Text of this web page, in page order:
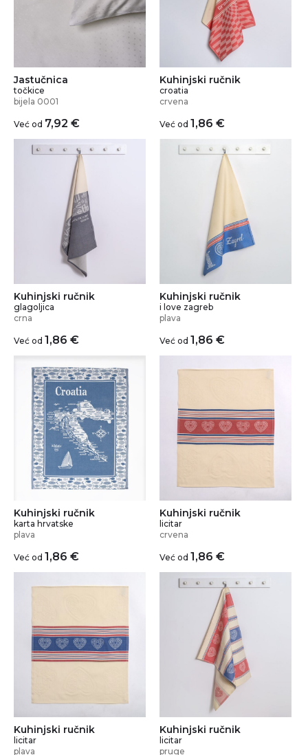
Jastučnica
točkice
bijela 0001
Već od 7,92 €
Kuhinjski ručnik
croatia
crvena
Već od 1,86 €
Kuhinjski ručnik
glagoljica
crna
Već od 1,86 €
Kuhinjski ručnik
i love zagreb
plava
Već od 1,86 €
Kuhinjski ručnik
karta hrvatske
plava
Već od 1,86 €
Kuhinjski ručnik
licitar
crvena
Već od 1,86 €
Kuhinjski ručnik
licitar
plava
Kuhinjski ručnik
licitar
pruge